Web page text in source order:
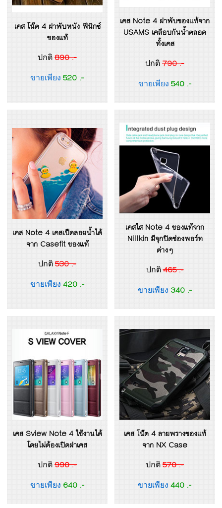
เคส โน๊ต 4 ฝาพับหนัง ฟีนิกซ์
ของแท้
ปกติ 890 .-
ขายเพียง 520 .-
เคส Note 4 ฝาพับของแท้จาก
USAMS เคลือบกันน้ำตลอด
ทั้งเคส
ปกติ 790 .-
ขายเพียง 540 .-
เคส Note 4 เคสเป็ดลอยน้ำได้
จาก Casefit ของแท้
ปกติ 530 .-
ขายเพียง 420 .-
เคสใส Note 4 ของแท้จาก
Nillkin มีจุกปิดช่องพอร์ท
ต่างๆ
ปกติ465 .-
ขายเพียง 340 .-
เคส Sview Note 4 ใช้งานได้
โดยไม่ต้องเปิดฝาเคส
ปกติ 990 .-
ขายเพียง 640 .-
เคส โน๊ต 4 ลายพรางของแท้
จาก NX Case
ปกติ 570 .-
ขายเพียง 440 .-